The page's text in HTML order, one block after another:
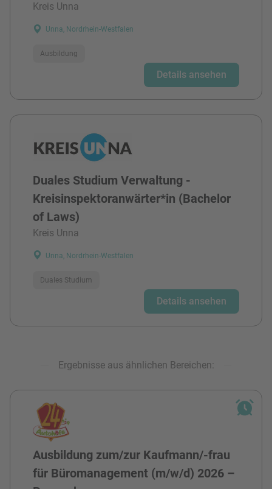
Kreis Unna
Unna, Nordrhein-Westfalen
Ausbildung
Details ansehen
Duales Studium Verwaltung -
Kreisinspektoranwärter*in (Bachelor
of Laws)
Kreis Unna
Unna, Nordrhein-Westfalen
Duales Studium
Details ansehen
Ergebnisse aus ähnlichen Bereichen:
Ausbildung zum/zur Kaufmann/-frau
für Büromanagement (m/w/d) 2026 –